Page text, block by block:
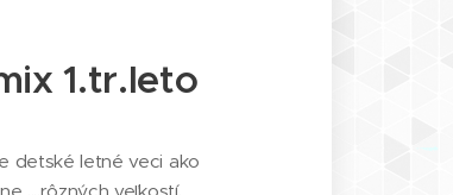
1.tr.leto
detské letné veci ako